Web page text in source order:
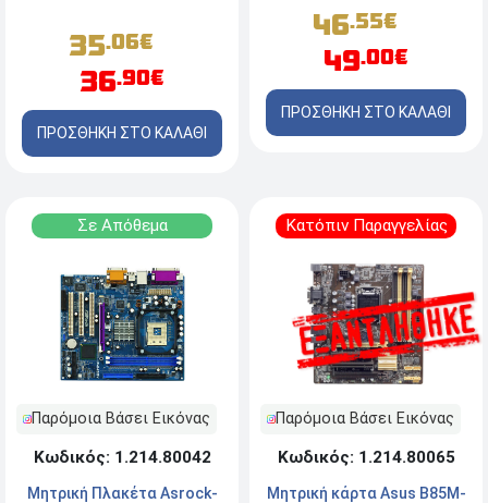
35.06€
36.90€
ΠΡΟΣΘΗΚΗ ΣΤΟ ΚΑΛΑΘΙ
46.55€
49.00€
ΠΡΟΣΘΗΚΗ ΣΤΟ ΚΑΛΑΘΙ
Σε Απόθεμα
Παρόμοια Βάσει Εικόνας
Κωδικός: 1.214.80042
Μητρική Πλακέτα Asrock-
Κατόπιν Παραγγελίας
Παρόμοια Βάσει Εικόνας
Κωδικός: 1.214.80065
Μητρική κάρτα Asus B85M-